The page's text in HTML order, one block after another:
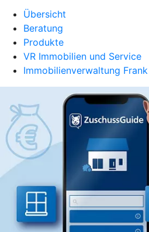
Übersicht
Beratung
Produkte
VR Immobilien und Service
Immobilienverwaltung